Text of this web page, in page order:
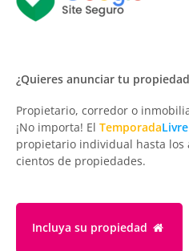
¿Quieres anunciar tu
Propietario, corredor o
¡No importa! El TemporadaLivre
propietario individual hasta los
cientos de propiedades.
Incluya su propiedad